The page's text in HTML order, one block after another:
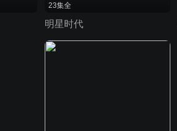
23集全
明星时代